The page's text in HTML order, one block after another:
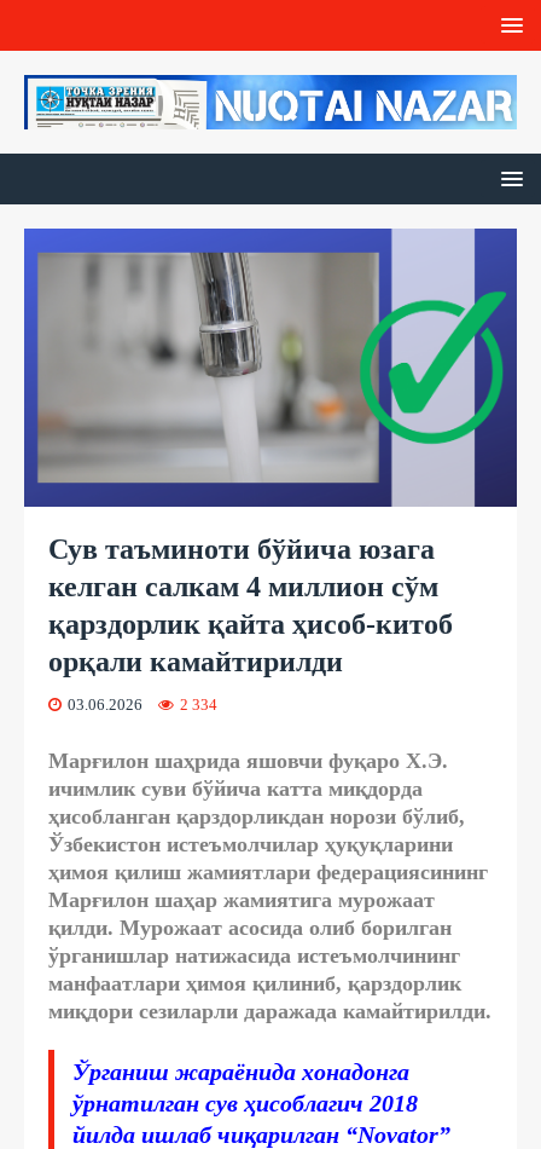
Сув таъминоти бўйича юзага
келган салкам 4 миллион сўм
қарздорлик қайта ҳисоб-китоб
орқали камайтирилди
03.06.2026 2 334
Марғилон шаҳрида яшовчи фуқаро Х.Э.
ичимлик суви бўйича катта миқдорда
ҳисобланган қарздорликдан норози бўлиб,
Ўзбекистон истеъмолчилар ҳуқуқларини
ҳимоя қилиш жамиятлари федерациясининг
Марғилон шаҳар жамиятига мурожаат
қилди. Мурожаат асосида олиб борилган
ўрганишлар натижасида истеъмолчининг
манфаатлари ҳимоя қилиниб, қарздорлик
миқдори сезиларли даражада камайтирилди.
Ўрганиш жараёнида хонадонга
ўрнатилган сув ҳисоблагич 2018
йилда ишлаб чиқарилган “Novator”